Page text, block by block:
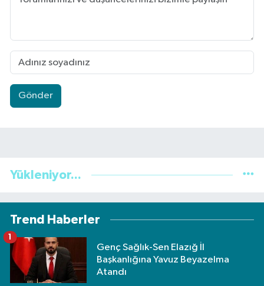
Gönder
Yükleniyor...
Trend Haberler
Genç Sağlık-Sen Elazığ İl
Başkanlığına Yavuz Beyazelma
Atandı
1